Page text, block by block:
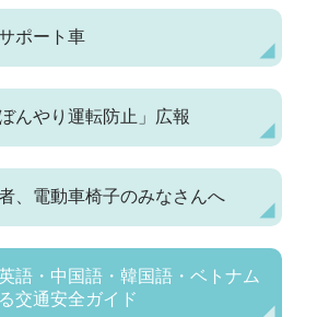
ポート車
んやり運転防止」広報
、電動車椅子のみなさんへ
語・中国語・韓国語・ベトナム
交通安全ガイド